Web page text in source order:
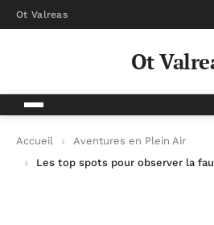
Ot Valreas
Ot
Accueil
Aventures en Plein Air
Les top spots pour observer la